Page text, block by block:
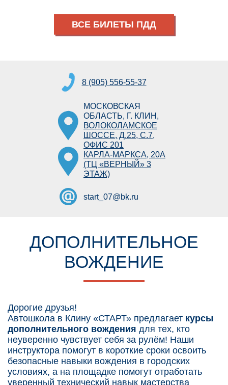
ВСЕ БИЛЕТЫ ПДД
8 (905) 556-55-37
МОСКОВСКАЯ
ОБЛАСТЬ, Г. КЛИН,
ВОЛОКОЛАМСКОЕ
ШОССЕ, Д.25, С.7,
ОФИС 201
КАРЛА-МАРКСА, 20А
(ТЦ «ВЕРНЫЙ» 3
ЭТАЖ)
start_07@bk.ru
ДОПОЛНИТЕЛЬНОЕ
ВОЖДЕНИЕ
Дорогие друзья!
Автошкола в Клину «СТАРТ» предлагает курсы
дополнительного вождения для тех, кто
неуверенно чувствует себя за рулём! Наши
инструктора помогут в короткие сроки освоить
безопасные навыки вождения в городских
условиях, а на площадке помогут отработать
уверенный технический навык мастерства